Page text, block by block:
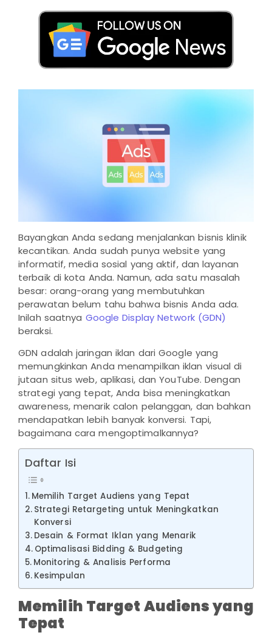
Bayangkan Anda sedang menjalankan bisnis klinik
kecantikan. Anda sudah punya website yang
informatif, media sosial yang aktif, dan layanan
terbaik di kota Anda. Namun, ada satu masalah
besar: orang-orang yang membutuhkan
perawatan belum tahu bahwa bisnis Anda ada.
Inilah saatnya Google Display Network (GDN)
beraksi.
GDN adalah jaringan iklan dari Google yang
memungkinkan Anda menampilkan iklan visual di
jutaan situs web, aplikasi, dan YouTube. Dengan
strategi yang tepat, Anda bisa meningkatkan
awareness, menarik calon pelanggan, dan bahkan
mendapatkan lebih banyak konversi. Tapi,
bagaimana cara mengoptimalkannya?
Daftar Isi
Memilih Target Audiens yang Tepat
Strategi Retargeting untuk Meningkatkan
Konversi
Desain & Format Iklan yang Menarik
Optimalisasi Bidding & Budgeting
Monitoring & Analisis Performa
Kesimpulan
Memilih Target Audiens yang
Tepat